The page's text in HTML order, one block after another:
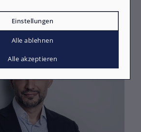
Einstellungen
Alle ablehnen
Alle akzeptieren